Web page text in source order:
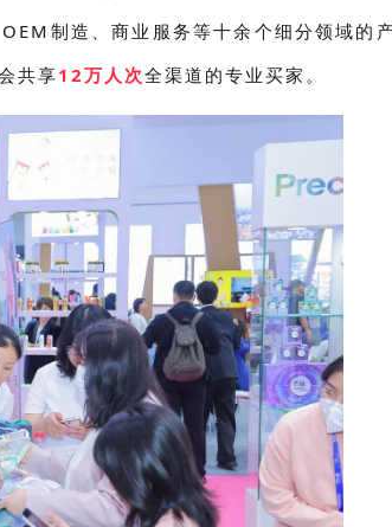
制造、商业服务等十余个细分领域的
共享12万人次全渠道的专业买家。